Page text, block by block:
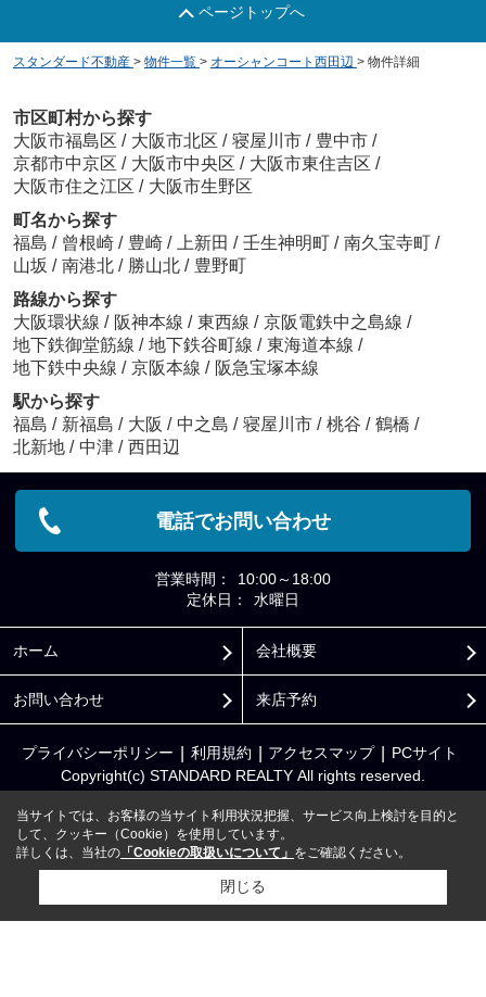
ページトップへ
スタンダード不動産 > 物件一覧 > オーシャンコート西田辺 > 物件詳細
市区町村から探す
大阪市福島区 / 大阪市北区 / 寝屋川市 / 豊中市 /
京都市中京区 / 大阪市中央区 / 大阪市東住吉区 /
大阪市住之江区 / 大阪市生野区
町名から探す
福島 / 曾根崎 / 豊崎 / 上新田 / 壬生神明町 / 南久宝寺町 /
山坂 / 南港北 / 勝山北 / 豊野町
路線から探す
大阪環状線 / 阪神本線 / 東西線 / 京阪電鉄中之島線 /
地下鉄御堂筋線 / 地下鉄谷町線 / 東海道本線 /
地下鉄中央線 / 京阪本線 / 阪急宝塚本線
駅から探す
福島 / 新福島 / 大阪 / 中之島 / 寝屋川市 / 桃谷 / 鶴橋 /
北新地 / 中津 / 西田辺
電話でお問い合わせ
営業時間：
10:00～18:00
定休日：
水曜日
ホーム 会社概要
お問い合わせ 来店予約
プライバシーポリシー 利用規約 アクセスマップ PCサイト
Copyright(c) STANDARD REALTY All rights reserved.
当サイトでは、お客様の当サイト利用状況把握、サービス向上検討を目的と
して、クッキー（Cookie）を使用しています。
詳しくは、当社の 「Cookieの取扱いについて」 をご確認ください。
閉じる